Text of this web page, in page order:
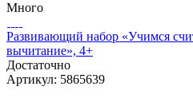
Много
Развивающий набор «Учимся
вычитание», 4+
Достаточно
Артикул: 5865639